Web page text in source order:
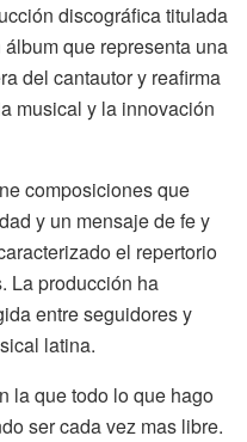
discográfica titulada
que representa una
del cantautor y reafirma
musical y la innovación
composiciones que
y un mensaje de fe y
el repertorio
La producción ha
entre seguidores y
latina.
la que todo lo que hago
ser cada vez mas libre.